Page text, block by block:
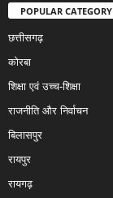
POPULAR CATEGORY
छत्तीसगढ़
कोरबा
शिक्षा एवं उच्च-शिक्षा
राजनीति और निर्वाचन
बिलासपुर
रायपुर
रायगढ़